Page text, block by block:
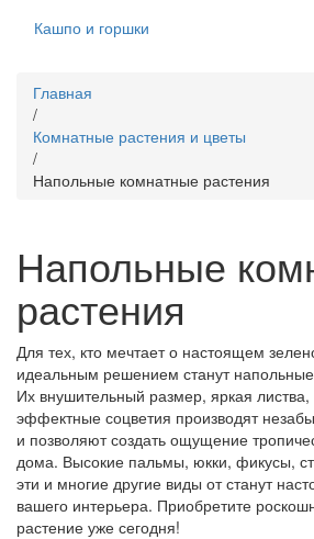
Кашпо и горшки
Вы
здесь
Главная
/
Комнатные растения и цветы
/
Напольные комнатные растения
Напольные
растения
Для тех, кто мечтает о настоящем
идеальным решением станут напольные
Их внушительный размер, яркая
эффектные соцветия производят
и позволяют создать ощущение
дома. Высокие пальмы, юкки, фикусы,
эти и многие другие виды от станут
вашего интерьера. Приобретите
растение уже сегодня!